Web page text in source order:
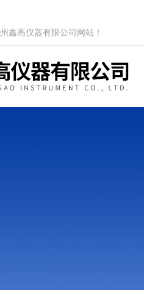
鑫高仪器有限公司网站！